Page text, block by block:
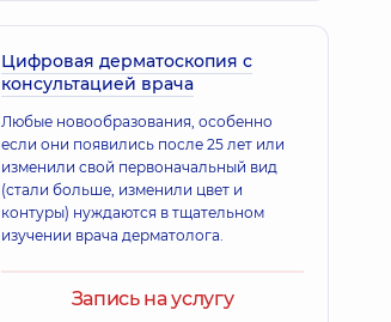
Цифровая дерматоскопия с
консультацией врача
Любые новообразования, особенно
если они появились после 25 лет или
изменили свой первоначальный вид
(стали больше, изменили цвет и
контуры) нуждаются в тщательном
изучении врача дерматолога.
Запись на услугу